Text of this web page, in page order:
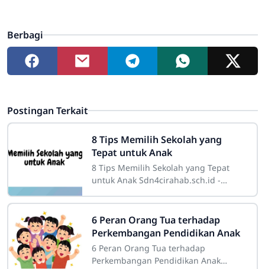
Berbagi
Postingan Terkait
8 Tips Memilih Sekolah yang
Tepat untuk Anak
8 Tips Memilih Sekolah yang Tepat
untuk Anak Sdn4cirahab.sch.id -
anak merupakan keputusan penting
yang akan
6 Peran Orang Tua terhadap
Perkembangan Pendidikan Anak
6 Peran Orang Tua terhadap
Perkembangan Pendidikan Anak